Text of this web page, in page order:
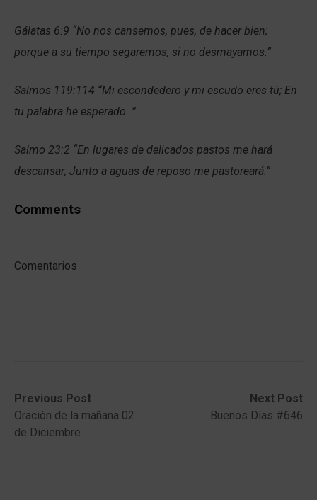
Gálatas 6:9 “No nos cansemos, pues, de hacer bien;
porque a su tiempo segaremos, si no desmayamos.”
Salmos 119:114 “Mi escondedero y mi escudo eres tú; En
tu palabra he esperado. ”
Salmo 23:2 “En lugares de delicados pastos me hará
descansar; Junto a aguas de reposo me pastoreará.”
Comments
Comentarios
Post
navigation
Previous Post
Previous
post:Oración de la mañana 02
de Diciembre
Next Post
Next
post:
Buenos Días #646